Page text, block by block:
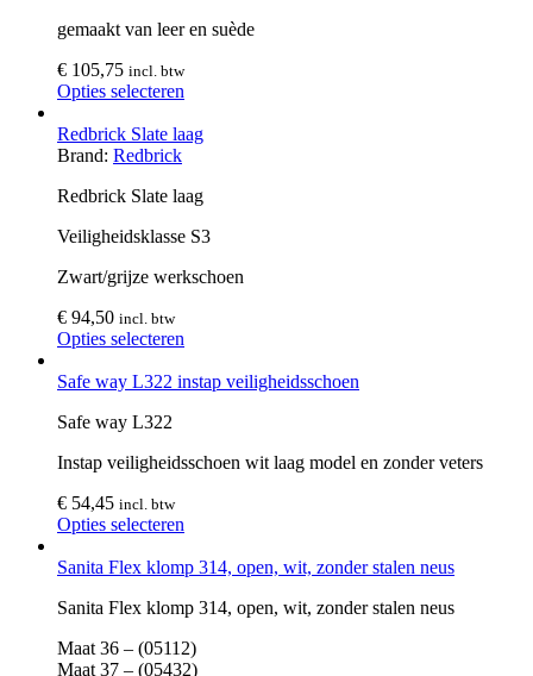
gemaakt van leer en suède
€ 105,75 incl. btw
Opties selecteren
Redbrick Slate laag
Brand: Redbrick
Redbrick Slate laag
Veiligheidsklasse S3
Zwart/grijze werkschoen
€ 94,50 incl. btw
Opties selecteren
Safe way L322 instap veiligheidsschoen
Safe way L322
Instap veiligheidsschoen wit laag model en zonder veters
€ 54,45 incl. btw
Opties selecteren
Sanita Flex klomp 314, open, wit, zonder stalen neus
Sanita Flex klomp 314, open, wit, zonder stalen neus
Maat 36 – (05112)
Maat 37 – (05432)